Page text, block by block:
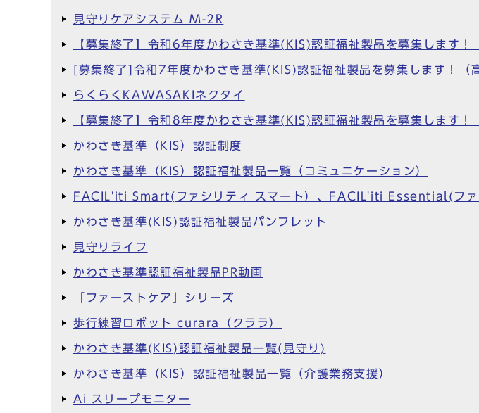
見守りケアシステム M-2R
【募集終了】令和6年度かわさき基準(KIS)認証福祉製品を募集します
[募集終了]令和7年度かわさき基準(KIS)認証福祉製品を募集します！（
らくらくKAWASAKIネクタイ
【募集終了】令和8年度かわさき基準(KIS)認証福祉製品を募集します
かわさき基準（KIS）認証制度
かわさき基準（KIS）認証福祉製品一覧（コミュニケーション）
FACIL'iti Smart(ファシリティ スマート）、FACIL'iti Essential(ファ
かわさき基準(KIS)認証福祉製品パンフレット
見守りライフ
かわさき基準認証福祉製品PR動画
「ファーストケア」シリーズ
歩行練習ロボット curara（クララ）
かわさき基準(KIS)認証福祉製品一覧(見守り)
かわさき基準（KIS）認証福祉製品一覧（介護業務支援）
Ai スリープモニター